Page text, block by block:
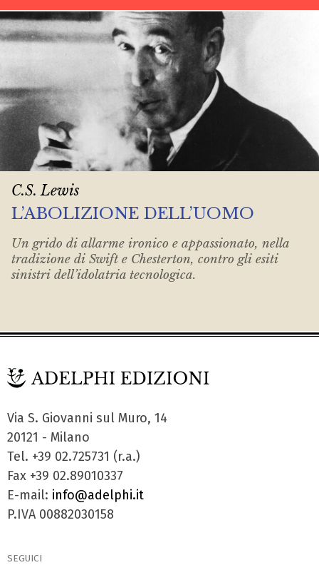
C.S. Lewis
L’ABOLIZIONE DELL’UOMO
Un grido di allarme ironico e appassionato, nella
tradizione di Swift e Chesterton, contro gli esiti
sinistri dell’idolatria tecnologica.
Via S. Giovanni sul Muro, 14
20121 - Milano
Tel. +39 02.725731 (r.a.)
Fax +39 02.89010337
E-mail: info@adelphi.it
P.IVA 00882030158
SEGUICI